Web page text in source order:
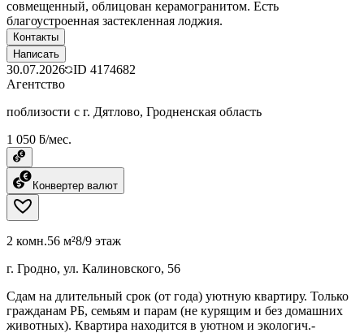
совмещенный, облицован керамогранитом. Есть
благоустроенная застекленная лоджия.
Контакты
Написать
30.07.2026 ID 4174682
Агентство
поблизости с г. Дятлово, Гродненская область
1 050 ƃ/мес.
Конвертер валют
2 комн.56 м²8/9 этаж
г. Гродно, ул. Калиновского, 56
Сдам на длительный срок (от года) уютную квартиру. Только
гражданам РБ, семьям и парам (не курящим и без домашних
животных). Квартира находится в уютном и экологич.-